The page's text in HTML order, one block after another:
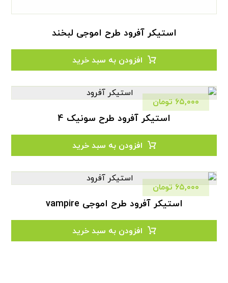
استیکر آفرود طرح اموجی لبخند
افزودن به سبد خرید
استیکر آفرود طرح سونیک 4
۶۵,۰۰۰ تومان
افزودن به سبد خرید
استیکر آفرود طرح اموجی vampire
۶۵,۰۰۰ تومان
افزودن به سبد خرید